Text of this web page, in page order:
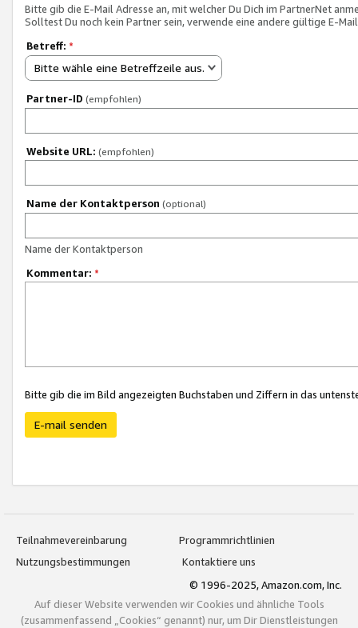
Bitte gib die E-Mail Adresse an, mit welcher Du Dich im PartnerNet
Solltest Du noch kein Partner sein, verwende eine andere gültige E-
Betreff: *
Bitte wähle eine Betreffzeile aus.
Partner-ID (empfohlen)
Website URL: (empfohlen)
Name der Kontaktperson (optional)
Name der Kontaktperson
Kommentar: *
Bitte gib die im Bild angezeigten Buchstaben und Ziffern in das
E-mail senden
Teilnahmevereinbarung
Programmrichtlinien
Nutzungsbestimmungen
Kontaktiere uns
© 1996-2025, Amazon.com, Inc.
Auf dieser Website verwenden wir Cookies und ähnliche Tools
(zusammenfassend „Cookies“ genannt) nur, um Dir Dienstleistungen